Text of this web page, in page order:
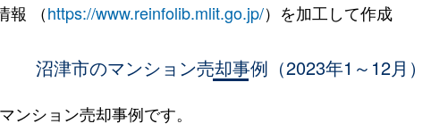
報 （https://www.reinfolib.mlit.go.jp/）を加工して作成
沼津市のマンション売却事例（2023年1～12月）
ンション売却事例です。